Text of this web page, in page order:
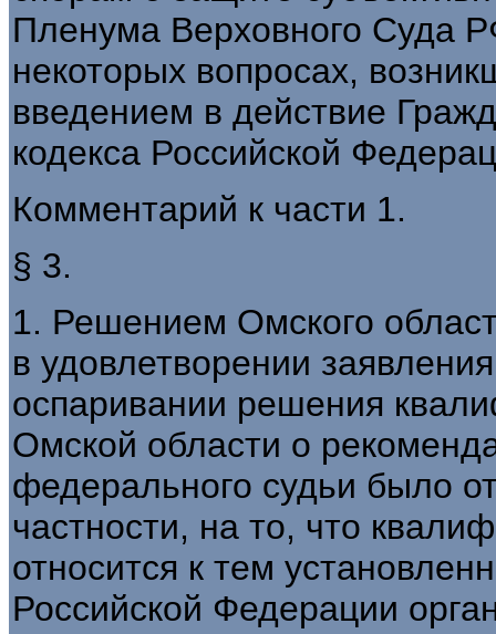
Пленума Верховного Суда
некоторых вопросах,
введением в действие
кодекса Российской
Комментарий к части 1.
§ 3.
1. Решением Омского
в удовлетворении
оспаривании решения
Омской области о
федерального судьи было
частности, на то, что
относится к тем
Российской Федерации